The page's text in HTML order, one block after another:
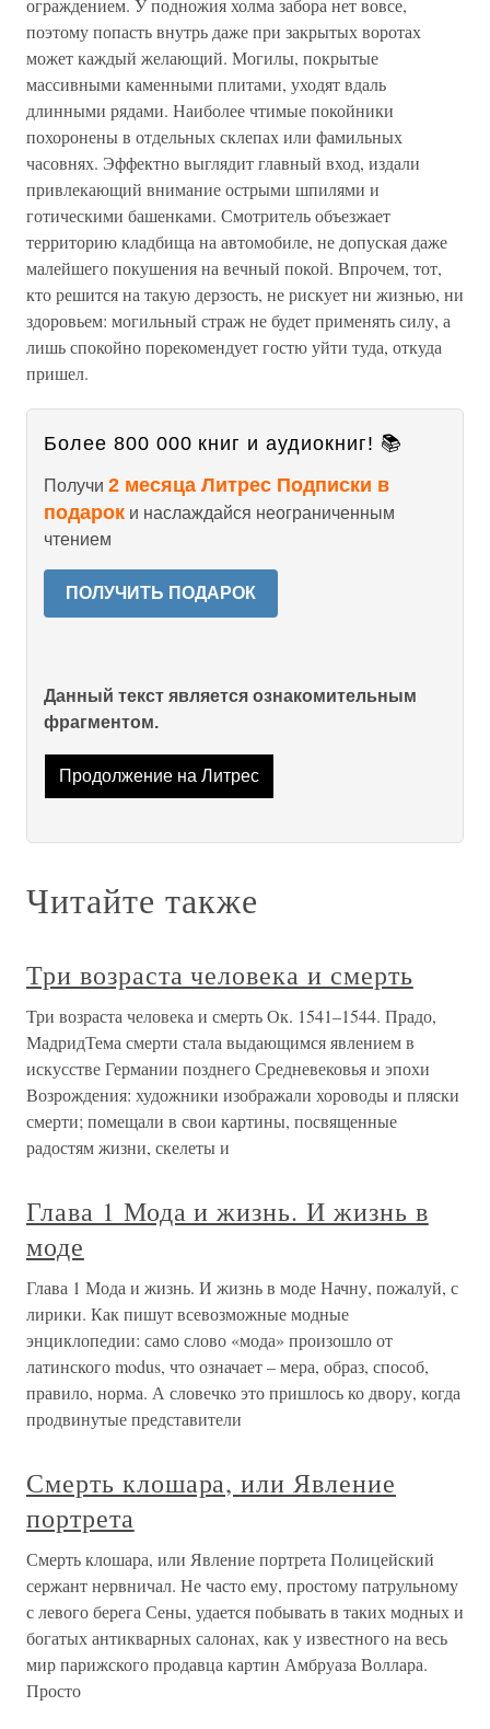
ограждением. У подножия холма забора нет вовсе,
поэтому попасть внутрь даже при закрытых воротах
может каждый желающий. Могилы, покрытые
массивными каменными плитами, уходят вдаль
длинными рядами. Наиболее чтимые покойники
похоронены в отдельных склепах или фамильных
часовнях. Эффектно выглядит главный вход, издали
привлекающий внимание острыми шпилями и
готическими башенками. Смотритель объезжает
территорию кладбища на автомобиле, не допуская даже
малейшего покушения на вечный покой. Впрочем, тот,
кто решится на такую дерзость, не рискует ни жизнью, ни
здоровьем: могильный страж не будет применять силу, а
лишь спокойно порекомендует гостю уйти туда, откуда
пришел.
Более 800 000 книг и аудиокниг! 📚
Получи 2 месяца Литрес Подписки в
подарок и наслаждайся неограниченным
чтением
ПОЛУЧИТЬ ПОДАРОК
Данный текст является ознакомительным
фрагментом.
Продолжение на Литрес
Читайте также
Три возраста человека и смерть
Три возраста человека и смерть Ок. 1541–1544. Прадо,
МадридТема смерти стала выдающимся явлением в
искусстве Германии позднего Средневековья и эпохи
Возрождения: художники изображали хороводы и пляски
смерти; помещали в свои картины, посвященные
радостям жизни, скелеты и
Глава 1 Мода и жизнь. И жизнь в
моде
Глава 1 Мода и жизнь. И жизнь в моде Начну, пожалуй, с
лирики. Как пишут всевозможные модные
энциклопедии: само слово «мода» произошло от
латинского modus, что означает – мера, образ, способ,
правило, норма. А словечко это пришлось ко двору, когда
продвинутые представители
Смерть клошара, или Явление
портрета
Смерть клошара, или Явление портрета Полицейский
сержант нервничал. Не часто ему, простому патрульному
с левого берега Сены, удается побывать в таких модных и
богатых антикварных салонах, как у известного на весь
мир парижского продавца картин Амбруаза Воллара.
Просто